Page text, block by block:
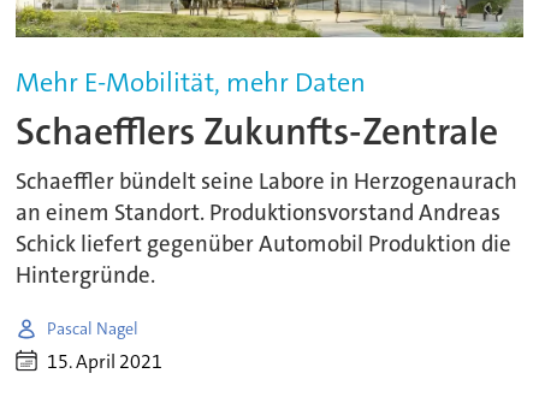
Mehr E-Mobilität, mehr Daten
Schaefflers Zukunfts-Zentrale
Schaeffler bündelt seine Labore in Herzogenaurach
an einem Standort. Produktionsvorstand Andreas
Schick liefert gegenüber Automobil Produktion die
Hintergründe.
Pascal Nagel
15. April 2021